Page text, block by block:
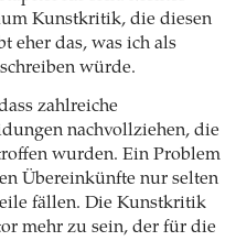
Kunstkritik, die diesen
eher das, was ich als
würde.
zahlreiche
nachvollziehen, die
wurden. Ein Problem
Übereinkünfte nur selten
fällen. Die Kunstkritik
mehr zu sein, der für die